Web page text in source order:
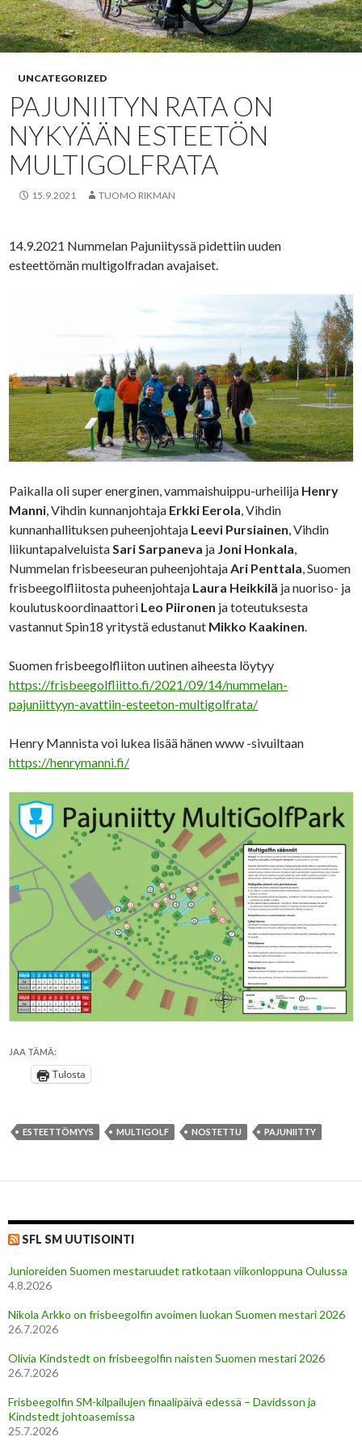
UNCATEGORIZED
PAJUNIITYN RATA ON
NYKYÄÄN ESTEETÖN
MULTIGOLFRATA
15.9.2021 TUOMO RIKMAN
14.9.2021 Nummelan Pajuniityssä pidettiin uuden
esteettömän multigolfradan avajaiset.
Paikalla oli super energinen, vammaishuippu-urheilija Henry
Manni , Vihdin kunnanjohtaja Erkki Eerola , Vihdin
kunnanhallituksen puheenjohtaja Leevi Pursiainen , Vihdin
liikuntapalveluista Sari Sarpaneva ja Joni Honkala
Nummelan frisbeeseuran puheenjohtaja Ari Penttala , Suomen
frisbeegolfliitosta puheenjohtaja Laura Heikkilä ja nuoriso- ja
koulutuskoordinaattori Leo Piironen ja toteutuksesta
vastannut Spin18 yritystä edustanut Mikko Kaakinen
Suomen frisbeegolfliiton uutinen aiheesta löytyy
https://frisbeegolfliitto.fi/2021/09/14/nummelan-
pajuniittyyn-avattiin-esteeton-multigolfrata/
Henry Mannista voi lukea lisää hänen www -sivuiltaan
https://henrymanni.fi/
JAA TÄMÄ:
Tulosta
ESTEETTÖMYYS MULTIGOLF NOSTETTU PAJUNIITTY
SFL SM UUTISOINTI
Junioreiden Suomen mestaruudet ratkotaan viikonloppuna Oulussa
4.8.2026
Nikola Arkko on frisbeegolfin avoimen luokan Suomen mestari 2026
26.7.2026
Olivia Kindstedt on frisbeegolfin naisten Suomen mestari 2026
26.7.2026
Frisbeegolfin SM-kilpailujen finaalipäivä edessä – Davidsson ja
Kindstedt johtoasemissa
25.7.2026